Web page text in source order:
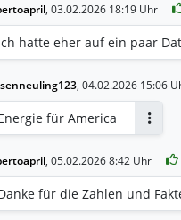
, 03.02.2026 18:19 Uhr
hatte eher auf ein paar
, 04.02.2026 15:06
für America
, 05.02.2026 8:42 Uhr
für die Zahlen und